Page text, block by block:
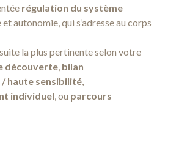
régulation du système
et autonomie, qui s’adresse au corps
la plus pertinente selon votre
découverte, bilan
haute sensibilité,
individuel, ou parcours